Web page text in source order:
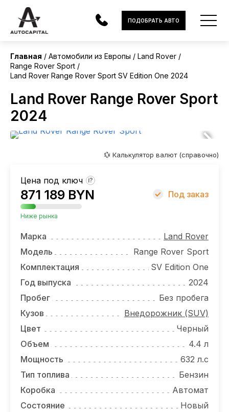
АВТОМОБИЛИ
ЭЛЕКТРОМОБИЛИ
В НАЛИЧИИ
МОТОЦИКЛЫ
ЛИЗИНГ
НОВОСТИ
ВАКАНСИИ
КОНТАКТЫ
ПОДОБРАТЬ АВТО
Главная Автомобили из Европы
Land Rover
Range Rover Sport
Land Rover Range Rover Sport SV Edition One 2024
Land Rover Range Rover Sport
2024
Европа
Без пробега
💱 Калькулятор валют (справочно)
Цена под ключ ?
871 189 BYN
Ниже рынка
Под заказ
Марка
Land Rover
Модель
Range Rover Sport
Комплектация
SV Edition One
Год выпуска
2024
Пробег
Без пробега
Кузов
Внедорожник (SUV)
Цвет
Черный
Объем
4.4 л
Мощность
632 л.с
Тип топлива
Бензин
Коробка
Автомат
Состояние
Новый